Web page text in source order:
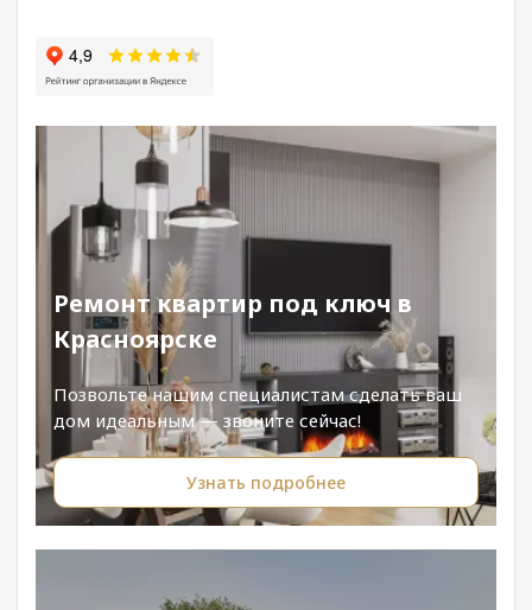
Ремонт квартир под ключ в
Красноярске
Позвольте нашим специалистам сделать ваш
дом идеальным — звоните сейчас!
Узнать подробнее